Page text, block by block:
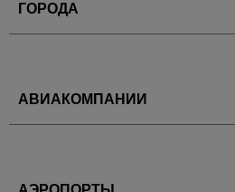
ГОРОДА
АВИАКОМПАНИИ